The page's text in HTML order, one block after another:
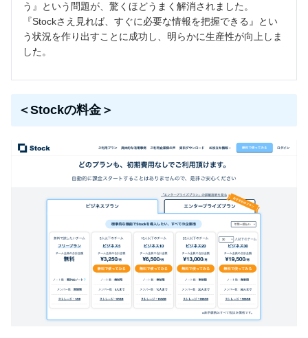
う』という問題が、驚くほどうまく解消されました。
『Stockさえ見れば、すぐに必要な情報を把握できる』とい
う状況を作り出すことに成功し、明らかに生産性が向上しま
した。
＜Stockの料金＞